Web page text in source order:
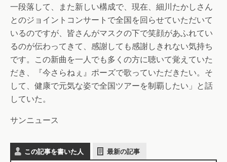
一段落して、また新しい構成で、現在、細川たかしさん
とのジョイントコンサートで全国を回らせていただいて
いるのですが、皆さんがマスクの下で笑顔があふれてい
るのが伝わってきて、感謝しても感謝しきれない気持ち
です。この新曲を一人でも多くの方に聴いて覚えていた
だき、『今さらねぇ』ポーズで歌っていただきたい。そ
して、健康で元気な姿で全国ツアーを制覇したい」と話
していた。
サンニュース
この記事を書いた人 最新の記事